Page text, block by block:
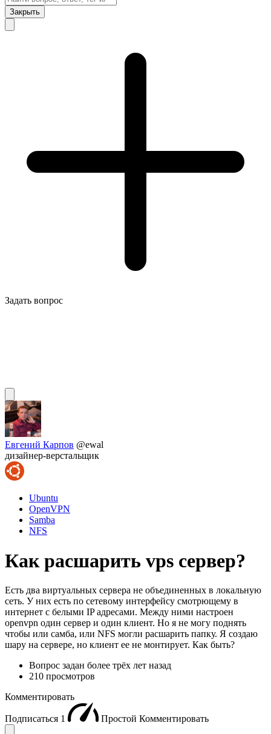
Закрыть
Задать вопрос
Евгений Карпов @ewal
дизайнер-верстальщик
Ubuntu
OpenVPN
Samba
NFS
Как расшарить vps сервер?
Есть два виртуальных сервера не объединенных в локальную
сеть. У них есть по сетевому интерфейсу смотрющему в
интернет с белыми IP адресами. Между ними настроен
openvpn один сервер и один клиент. Но я не могу поднять
чтобы или самба, или NFS могли расшарить папку. Я создаю
шару на сервере, но клиент ее не монтирует. Как быть?
Вопрос задан более трёх лет назад
210 просмотров
Комментировать
Подписаться 1 Простой Комментировать